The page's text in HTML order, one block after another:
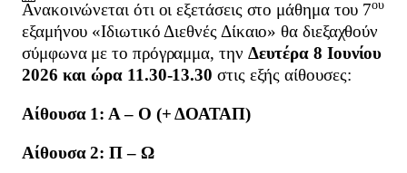
Ανακοινώνεται ότι οι εξετάσεις στο μάθημα του 7ου
εξαμήνου «Ιδιωτικό Διεθνές Δίκαιο» θα διεξαχθούν
σύμφωνα με το πρόγραμμα, την Δευτέρα 8 Ιουνίου
2026 και ώρα 11.30-13.30 στις εξής αίθουσες:
Αίθουσα 1: Α – Ο (+ ΔΟΑΤΑΠ)
Αίθουσα 2: Π – Ω